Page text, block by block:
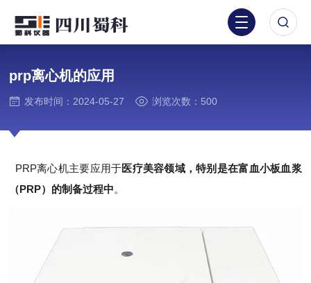
prp离心机的应用
发布时间：2024-05-27 浏览次数：500
PRP离心机主要应用于医疗美容领域，特别是在富血小板血浆
（PRP）的制备过程中。